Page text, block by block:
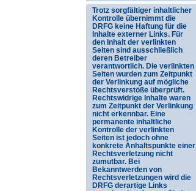
Trotz sorgfältiger inhaltlicher
Kontrolle übernimmt die
DRFG keine Haftung für die
Inhalte externer Links. Für
den Inhalt der verlinkten
Seiten sind ausschließlich
deren Betreiber
verantwortlich. Die verlinkten
Seiten wurden zum Zeitpunkt
der Verlinkung auf mögliche
Rechtsverstöße überprüft.
Rechtswidrige Inhalte waren
zum Zeitpunkt der Verlinkung
nicht erkennbar. Eine
permanente inhaltliche
Kontrolle der verlinkten
Seiten ist jedoch ohne
konkrete Anhaltspunkte einer
Rechtsverletzung nicht
zumutbar. Bei
Bekanntwerden von
Rechtsverletzungen wird die
DRFG derartige Links